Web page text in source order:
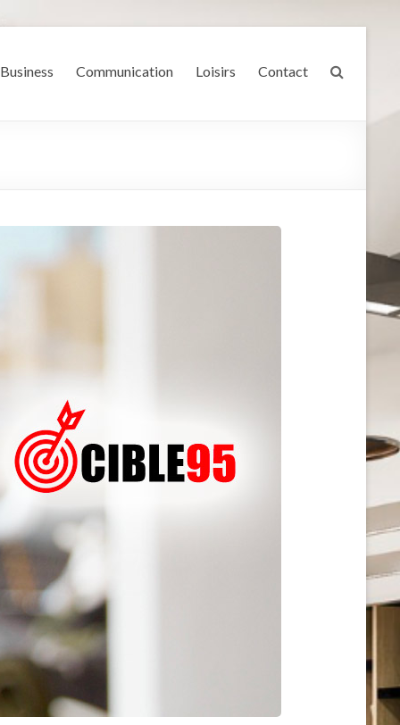
Business Communication Loisirs Contact